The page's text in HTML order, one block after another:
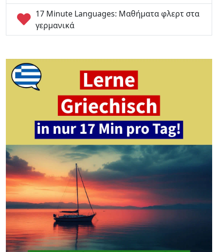
17 Minute Languages: Μαθήματα φλερτ στα
γερμανικά